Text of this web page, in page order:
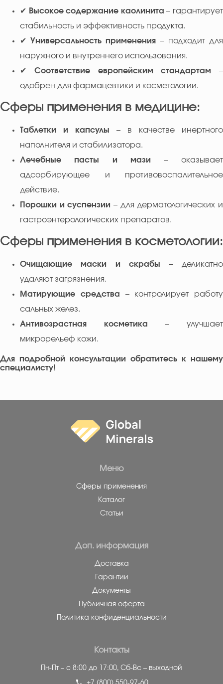
✔ Высокое содержание каолинита – гарантирует
стабильность и эффективность продукта.
✔Универсальность применения – подходит для
наружного и внутреннего использования.
✔ Соответствие европейским стандартам –
одобрен для фармацевтики и косметологии.
Сферы применения в медицине:
Таблетки и капсулы – в качестве инертного
наполнителя и стабилизатора.
Лечебные пасты и мази – оказывает
адсорбирующее и противовоспалительное
действие.
Порошки и суспензии – для дерматологических и
гастроэнтерологических препаратов.
Сферы применения в косметологии:
Очищающие маски и скрабы – деликатно
удаляют загрязнения.
Матирующие средства – контролирует работу
сальных желез.
Антивозрастная косметика – улучшает
микрорельеф кожи.
Для подробной консультации обратитесь к нашему
специалисту!
Меню
Сферы применения
Каталог
Статьи
Доп. информация
Доставка
Гарантии
Документы
Публичная оферта
Политика конфиденциальности
Контакты
Пн-Пт – с 8:00 до 17:00, Сб-Вс – выходной